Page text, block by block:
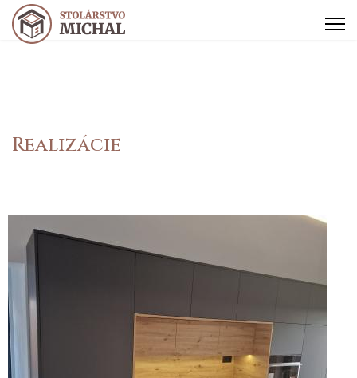
Realizácie